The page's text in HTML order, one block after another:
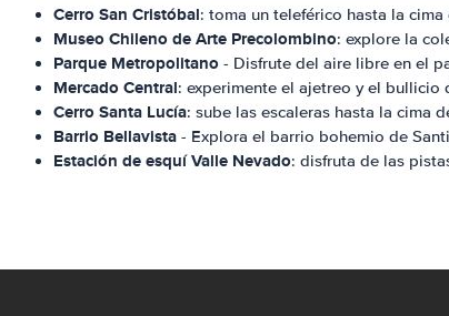
Cerro San Cristóbal: toma un teleférico hasta la
Museo Chileno de Arte Precolombino: explore la
Parque Metropolitano - Disfrute del aire libre en el
Mercado Central: experimente el ajetreo y el
Cerro Santa Lucía: sube las escaleras hasta la cima
Barrio Bellavista - Explora el barrio bohemio de
Estación de esquí Valle Nevado: disfruta de las